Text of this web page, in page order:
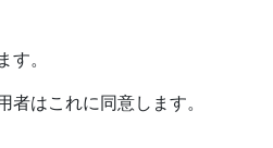
す。
はこれに同意します。